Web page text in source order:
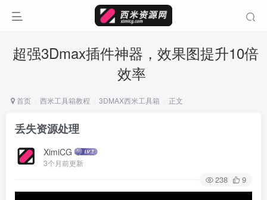
超强3Dmax插件神器，效果图提升10倍
效率
首页 西米工具箱教程 3DMAX西米工具箱 正文
丢失资源处理
XimiCG
3个月前更新
238 9